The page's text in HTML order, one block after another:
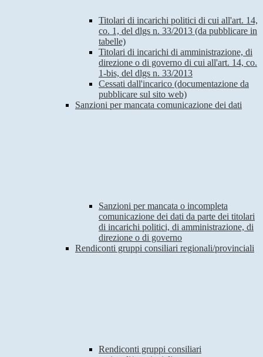
Titolari di incarichi politici di cui all'art. 14,
co. 1, del dlgs n. 33/2013 (da pubblicare in
tabelle)
Titolari di incarichi di amministrazione, di
direzione o di governo di cui all'art. 14, co.
1-bis, del dlgs n. 33/2013
Cessati dall'incarico (documentazione da
pubblicare sul sito web)
Sanzioni per mancata comunicazione dei dati
Sanzioni per mancata o incompleta
comunicazione dei dati da parte dei titolari
di incarichi politici, di amministrazione, di
direzione o di governo
Rendiconti gruppi consiliari regionali/provinciali
Rendiconti gruppi consiliari